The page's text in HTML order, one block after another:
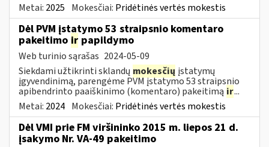
Metai: 2025 Mokesčiai: Pridėtinės vertės mokestis
Dėl PVM įstatymo 53 straipsnio komentaro
pakeitimo ir papildymo
Web turinio sąrašas 2024-05-09
Siekdami užtikrinti sklandų mokesčių įstatymų
įgyvendinimą, parengėme PVM įstatymo 53 straipsnio
apibendrinto paaiškinimo (komentaro) pakeitimą ir...
Metai: 2024 Mokesčiai: Pridėtinės vertės mokestis
Dėl VMI prie FM viršininko 2015 m. liepos 21 d.
įsakymo Nr. VA-49 pakeitimo